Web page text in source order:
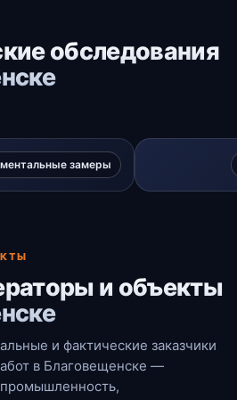
обследования
замеры
и объекты
и фактические заказчики
в Благовещенске —
промышленность,